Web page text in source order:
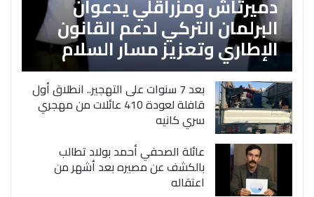
البرلمان التركي لدعم القانون
الإطاري وتعزيز مسار السلام
بعد 7 سنوات على التهجير.. انطلاق أول
قافلة لعودة 410 عائلات من مهجري
سري كانيه
عائلة الصحفي أحمد بولاد تطالب
بالكشف عن مصيره بعد أشهر من
اعتقاله